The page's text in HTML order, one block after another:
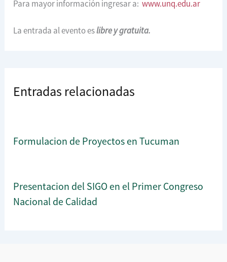
Para mayor información ingresar a:www.unq.edu.ar
La entrada al evento eslibre y gratuita.
Entradas relacionadas
Formulacion de Proyectos en Tucuman
Presentacion del SIGO en el Primer Congreso
Nacional de Calidad